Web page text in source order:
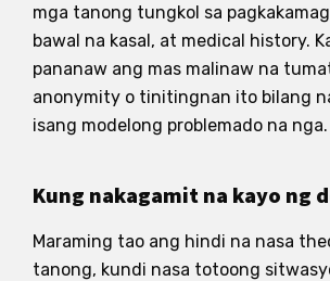
mga tanong tungkol sa
bawal na kasal, at medical history.
pananaw ang mas malinaw na
anonymity o tinitingnan ito bilang
isang modelong problemado na nga.
Kung nakagamit na kayo ng
Maraming tao ang hindi na nasa
tanong, kundi nasa totoong